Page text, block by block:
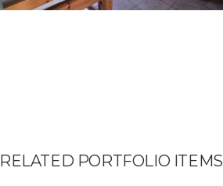
RELATED PORTFOLIO ITEMS